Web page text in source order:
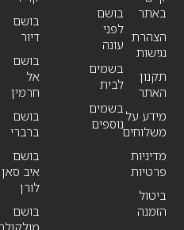
באתר
הצהרת
נגישות
תקנון
האתר
מידע על
משלוחים
מדיניות
פרטיות
ביטול
הזמנה
בושם
לפני
עונה
בשמים
לבית
בשמים
נוספים
בושם
דיור
בושם
אל
חרמין
בושם
ברברי
בושם
איב סאן
לורן
בושם